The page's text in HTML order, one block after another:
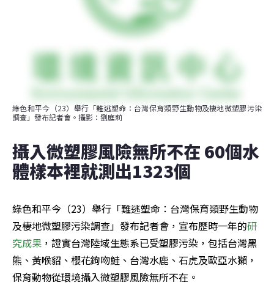
綠色和平今（23）舉行「難逃塑命：台灣保育類野生動物及棲地微塑膠污染
調查」發布記者會。攝影：劉庭莉
攝入微塑膠風險無所不在 60個水
體樣本裡就測出1323個
綠色和平今（23）舉行「難逃塑命：台灣保育類野生動物
及棲地微塑膠污染調查」發布記者會，宣布歷時一年的研
究成果 ，證實台灣陸域生態系已受塑膠污染，包括台灣黑
熊、黃喉貂、櫻花鉤吻鮭、台灣水鹿、石虎及歐亞水獺，
保育動物從環境攝入微塑膠風險無所不在。